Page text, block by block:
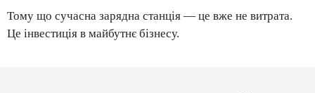
Тому що сучасна зарядна станція — це вже не витрата.
Це інвестиція в майбутнє бізнесу.